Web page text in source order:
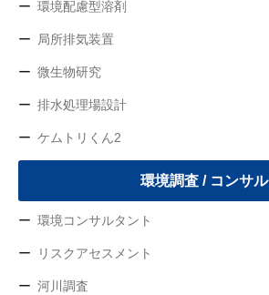
環境配慮型溶剤
局所排気装置
微生物研究
排水処理場設計
ケムトリくん2
環境調査 / コンサル
環境コンサルタント
リスクアセスメント
河川調査